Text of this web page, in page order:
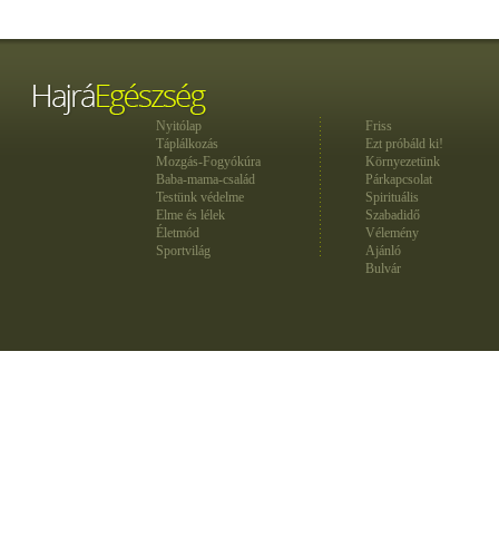
Nyitólap
Táplálkozás
Mozgás-Fogyókúra
Baba-mama-család
Testünk védelme
Elme és lélek
Életmód
Sportvilág
Friss
Ezt próbáld ki!
Környezetünk
Párkapcsolat
Spirituális
Szabadidő
Vélemény
Ajánló
Bulvár